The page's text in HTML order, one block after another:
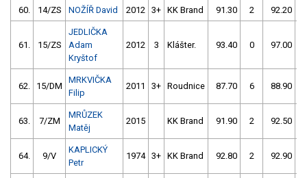
60. 14/ZS NOŽÍŘ David 2012 3+ KK Brand 91.30 2 92.20
61. 15/ZS
JEDLIČKA
Adam
Kryštof
2012 3 Klášter. 93.40 0 97.00
62. 15/DM
MRKVIČKA
Filip
2011 3+ Roudnice 87.70 6 88.90
63. 7/ZM
MRŮZEK
Matěj
2015 KK Brand 91.90 2 92.50
64. 9/V
KAPLICKÝ
Petr
1974 3+ KK Brand 92.80 2 92.90